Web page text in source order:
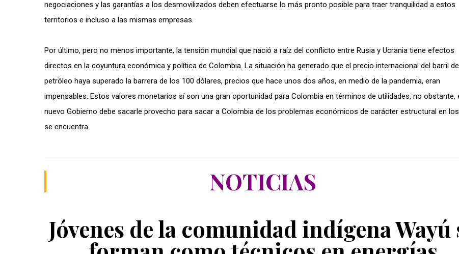
negociaciones y las garantías a los desmovilizados deben efectuarse lo más pronto posible para traer tranquilidad a estos
territorios e incluso a las mismas empresas.
Por último, pero no menos importante, la tensión mundial que nació a raíz del conflicto entre Rusia y Ucrania tiene efectos
directos en la coyuntura económica y política de Colombia. La situación ha generado que el precio internacional del barril de
petróleo haya superado la barrera de los 100 dólares, precios que hace unos dos años, en medio de la pandemia, eran
impensables. Estos valores monetarios sí son una gran oportunidad para Colombia en términos de utilidades, no obstante,
nuevo Gobierno debe sacarle provecho para sacar a Colombia de los problemas económicos de carácter estructural en
se encuentra.
NOTICIAS
Jóvenes de la comunidad indígena Wayú